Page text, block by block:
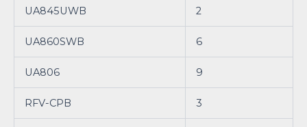
UA845UWB 2
UA860SWB 6
UA806 9
RFV-CPB 3